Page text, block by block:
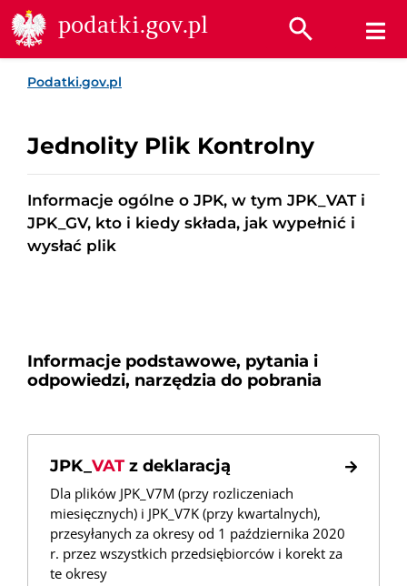
Przejdź do treści
Przejdź do wyszukiwarki
Przejdź do stopki
podatki.gov.pl
Podatki.gov.pl
Jednolity Plik Kontrolny
Informacje ogólne o JPK, w tym JPK_VAT i
JPK_GV, kto i kiedy składa, jak wypełnić i
wysłać plik
Informacje podstawowe, pytania i
odpowiedzi, narzędzia do pobrania
JPK_ VAT z deklaracją
Dla plików JPK_V7M (przy rozliczeniach
miesięcznych) i JPK_V7K (przy kwartalnych),
przesyłanych za okresy od 1 października 2020
r. przez wszystkich przedsiębiorców i korekt za
te okresy